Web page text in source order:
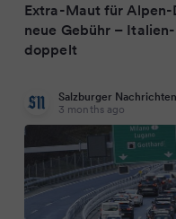
Extra-Maut für
neue Gebühr –
doppelt
Salzburger Nachrichten
3 months ago